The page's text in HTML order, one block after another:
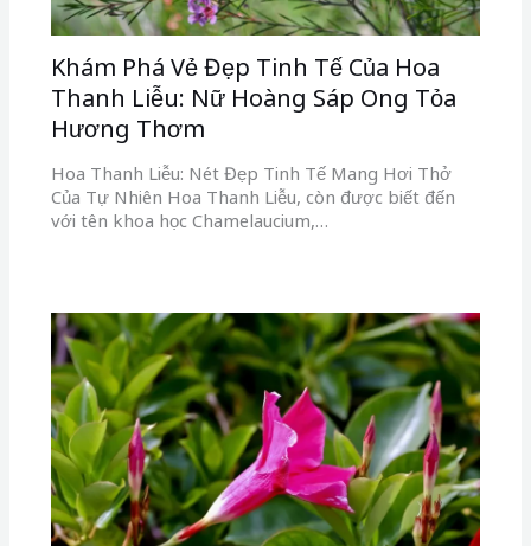
Khám Phá Vẻ Đẹp Tinh Tế Của Hoa
Thanh Liễu: Nữ Hoàng Sáp Ong Tỏa
Hương Thơm
Hoa Thanh Liễu: Nét Đẹp Tinh Tế Mang Hơi Thở
Của Tự Nhiên Hoa Thanh Liễu, còn được biết đến
với tên khoa học Chamelaucium,…